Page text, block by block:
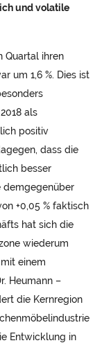
und volatile
Quartal ihren
um 1,6 %. Dies ist
als
positiv
dass die
besser
demgegenüber
+0,05 % faktisch
hat sich die
wiederum
einem
Heumann –
die Kernregion
Entwicklung in